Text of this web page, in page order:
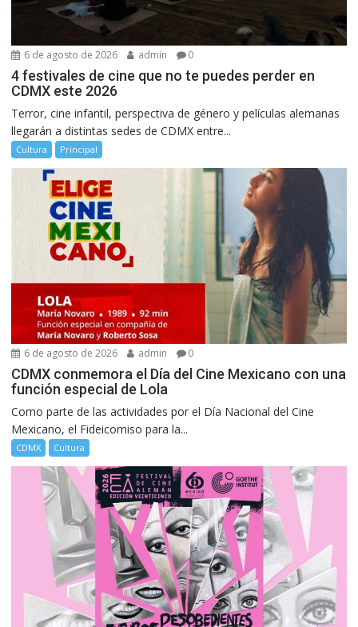
6 de agosto de 2026 admin 0
4 festivales de cine que no te puedes perder en
CDMX este 2026
Terror, cine infantil, perspectiva de género y películas alemanas
llegarán a distintas sedes de CDMX entre...
Cultura Principal
6 de agosto de 2026 admin 0
CDMX conmemora el Día del Cine Mexicano con una
función especial de Lola
Como parte de las actividades por el Día Nacional del Cine
Mexicano, el Fideicomiso para la...
CDMX Cultura